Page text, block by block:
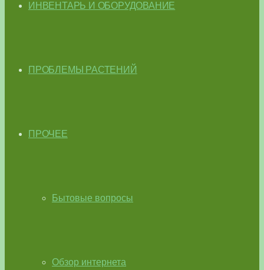
ИНВЕНТАРЬ И ОБОРУДОВАНИЕ
ПРОБЛЕМЫ РАСТЕНИЙ
ПРОЧЕЕ
Бытовые вопросы
Обзор интернета